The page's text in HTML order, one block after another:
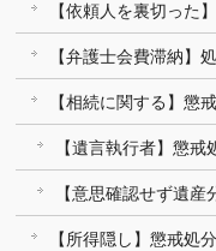
【依頼人を裏切った
【弁護士会費滞納】
【相続に関する】懲
【遺言執行者】懲戒
【意思確認せず遺産
【所得隠し】懲戒処